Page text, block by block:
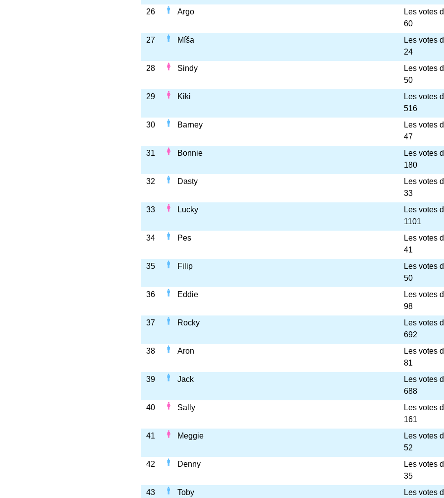
26
Argo
Les votes
60
27
Míša
Les votes
24
28
Sindy
Les votes
50
29
Kiki
Les votes
516
30
Barney
Les votes
47
31
Bonnie
Les votes
180
32
Dasty
Les votes
33
33
Lucky
Les votes
1101
34
Pes
Les votes
41
35
Filip
Les votes
50
36
Eddie
Les votes
98
37
Rocky
Les votes
692
38
Aron
Les votes
81
39
Jack
Les votes
688
40
Sally
Les votes
161
41
Meggie
Les votes
52
42
Denny
Les votes
35
43
Toby
Les votes